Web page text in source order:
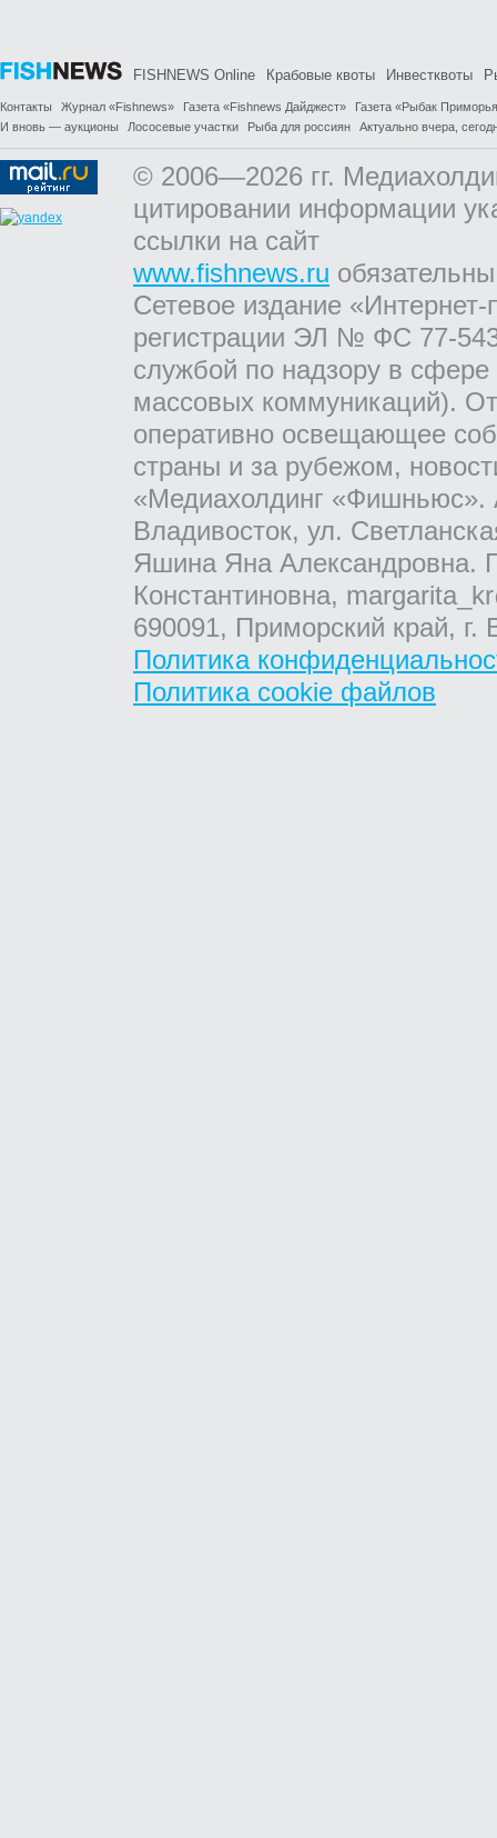
FISHNEWS Online Крабовые квоты Инвестквоты
Контакты Журнал «Fishnews» Газета «Fishnews Дайджест»
Газета «Рыбак
И вновь — аукционы
Лососевые участки Рыба для россиян Актуально вчера,
© 2006—2026 гг.
цитировании информации
ссылки на сайт
www.fishnews.ru
Сетевое издание
регистрации ЭЛ № ФС 77-
службой по надзору в
массовых коммуникаций).
оперативно освещающее
страны и за рубежом,
«Медиахолдинг «Фишньюс».
Владивосток, ул.
Яшина Яна Александровна.
Константиновна,
690091, Приморский край,
Политика
Политика cookie файлов